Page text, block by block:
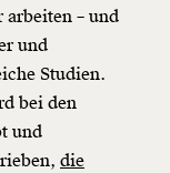
– und
und
Studien.
bei den
und
die